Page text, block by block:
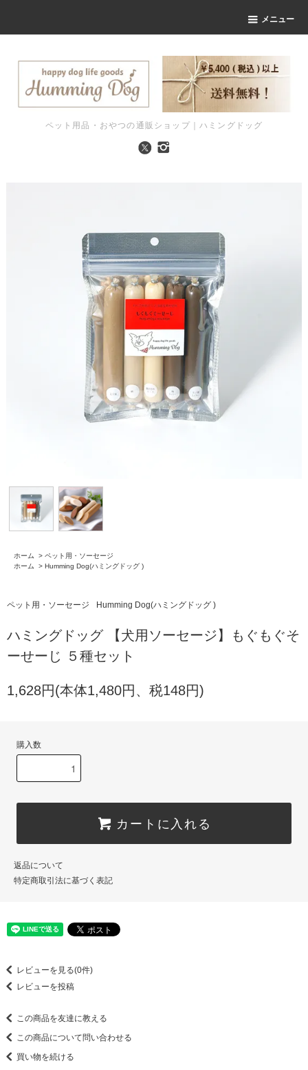
メニュー
ペット用品・おやつの通販ショップ｜ハミングドッグ
ホーム > ペット用・ソーセージ
ホーム
> Humming Dog(ハミングドッグ )
ペット用・ソーセージ Humming Dog(ハミングドッグ )
ハミングドッグ 【犬用ソーセージ】もぐもぐそ
ーせーじ ５種セット
1,628円(本体1,480円、税148円)
購入数
カートに入れる
返品について
特定商取引法に基づく表記
レビューを見る(0件)
レビューを投稿
この商品を友達に教える
この商品について問い合わせる
買い物を続ける